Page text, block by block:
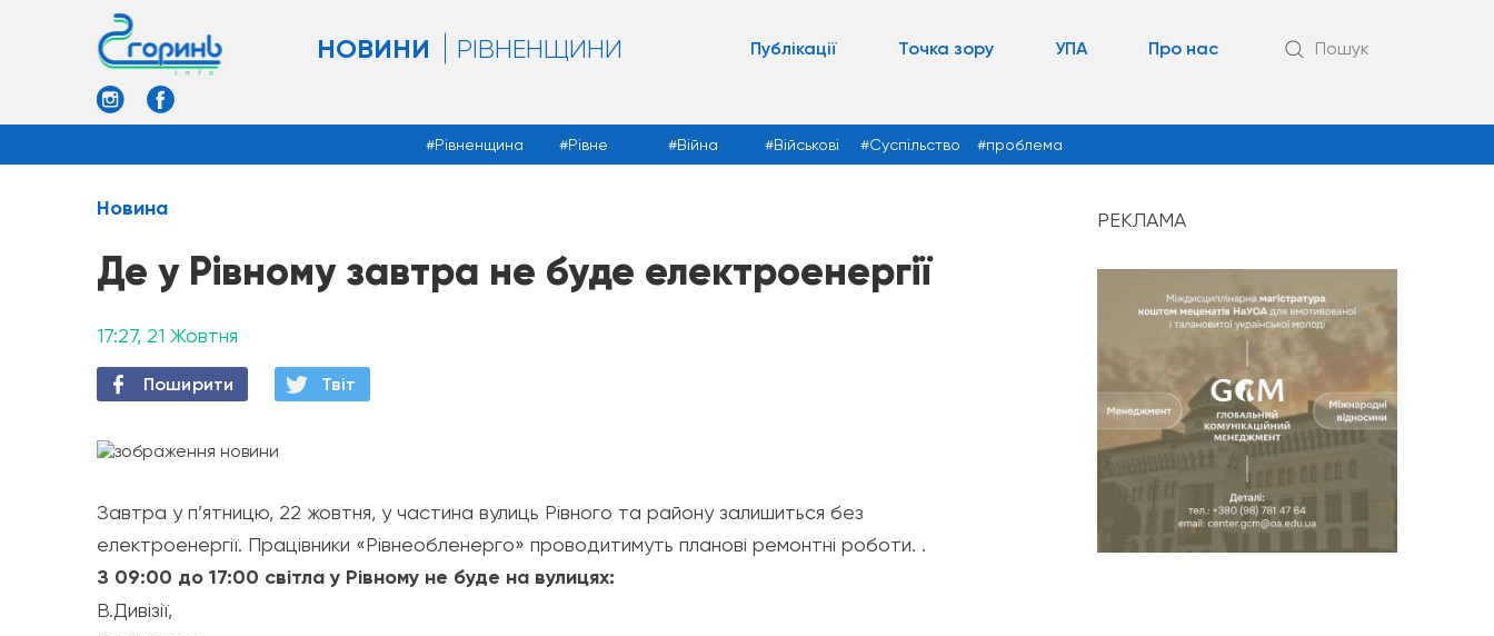
НОВИНИ РІВНЕНЩИНИ Публікації Точка зору УПА Про нас Пошук
Рівненщина Рівне Війна Військові Суспільство проблема
Новина
Де у Рівному завтра не буде електроенергії
17:27, 21 Жовтня
Поширити Твiт
Завтра у п’ятницю, 22 жовтня, у частина вулиць Рівного та району залишиться без
електроенергії. Працівники «Рівнеобленерго» проводитимуть планові ремонтні роботи. .
З 09:00 до 17:00 світла у Рівному не буде на вулицях:
В.Дивізії,
РЕКЛАМА